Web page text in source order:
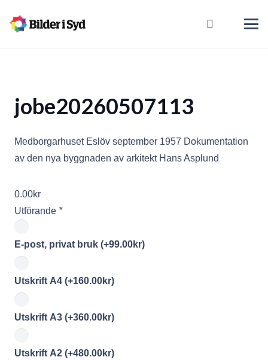
jobe20260507113
Medborgarhuset Eslöv september 1957 Dokumentation
av den nya byggnaden av arkitekt Hans Asplund
0.00kr
Utförande *
E-post, privat bruk (+99.00kr)
Utskrift A4 (+160.00kr)
Utskrift A3 (+360.00kr)
Utskrift A2 (+480.00kr)